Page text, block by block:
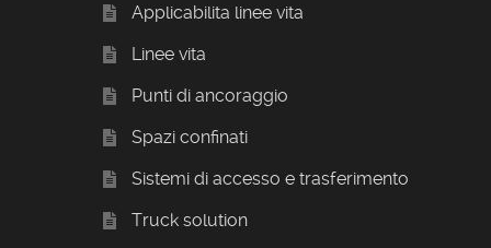
Applicabilita linee vita
Linee vita
Punti di ancoraggio
Spazi confinati
Sistemi di accesso e trasferimento
Truck solution